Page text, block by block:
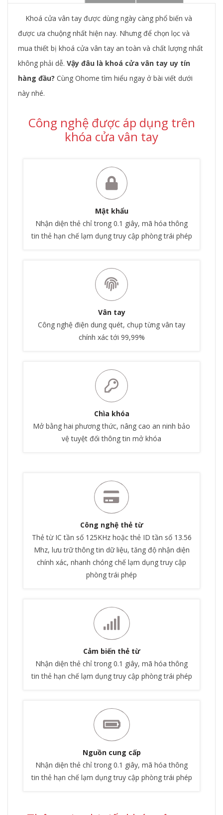
Khoá cửa vân tay được dùng ngày càng phổ biến và
được ưa chuộng nhất hiện nay. Nhưng để chọn lọc và
mua thiết bị khoá cửa vân tay an toàn và chất lượng nhất
không phải dễ. Vậy đâu là khoá cửa vân tay uy tín
hàng đầu? Cùng Ohome tìm hiểu ngay ở bài viết dưới
này nhé.
Công nghệ được áp dụng trên
khóa cửa vân tay
Mật khẩu
Nhận diện thẻ chỉ trong 0.1 giây, mã hóa thông
tin thẻ hạn chế lạm dụng truy cập phòng trái phép
Vân tay
Công nghệ điện dung quét, chụp từng vân tay
chính xác tới 99,99%
Chìa khóa
Mở bằng hai phương thức, nâng cao an ninh bảo
vệ tuyệt đối thông tin mở khóa
Công nghệ thẻ từ
Thẻ từ IC tần số 125KHz hoặc thẻ ID tần số 13.56
Mhz, lưu trữ thông tin dữ liệu, tăng độ nhận diện
chính xác, nhanh chóng chế lạm dụng truy cập
phòng trái phép
Cảm biến thẻ từ
Nhận diện thẻ chỉ trong 0.1 giây, mã hóa thông
tin thẻ hạn chế lạm dụng truy cập phòng trái phép
Nguồn cung cấp
Nhận diện thẻ chỉ trong 0.1 giây, mã hóa thông
tin thẻ hạn chế lạm dụng truy cập phòng trái phép